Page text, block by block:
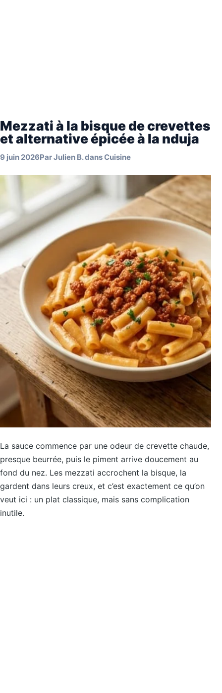
Mezzati à la bisque de crevettes
et alternative épicée à la nduja
9 juin 2026ParJulien B.dansCuisine
La sauce commence par une odeur de crevette chaude,
presque beurrée, puis le piment arrive doucement au
fond du nez. Les mezzati accrochent la bisque, la
gardent dans leurs creux, et c’est exactement ce qu’on
veut ici : un plat classique, mais sans complication
inutile.